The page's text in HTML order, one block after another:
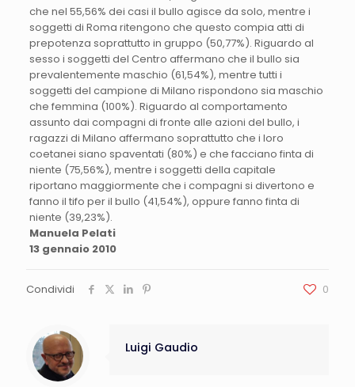
che nel 55,56% dei casi il bullo agisce da solo, mentre i
soggetti di Roma ritengono che questo compia atti di
prepotenza soprattutto in gruppo (50,77%). Riguardo al
sesso i soggetti del Centro affermano che il bullo sia
prevalentemente maschio (61,54%), mentre tutti i
soggetti del campione di Milano rispondono sia maschio
che femmina (100%). Riguardo al comportamento
assunto dai compagni di fronte alle azioni del bullo, i
ragazzi di Milano affermano soprattutto che i loro
coetanei siano spaventati (80%) e che facciano finta di
niente (75,56%), mentre i soggetti della capitale
riportano maggiormente che i compagni si divertono e
fanno il tifo per il bullo (41,54%), oppure fanno finta di
niente (39,23%).
Manuela Pelati
13 gennaio 2010
Condividi 0
Luigi Gaudio